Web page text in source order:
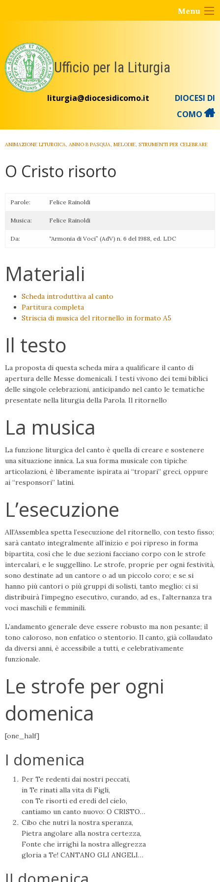
Menu
Ufficio per la Liturgia
liturgia@diocesidicomo.it
DIOCESI DI
COMO
ANIMAZIONE LITURGICA, ANNO B PASQUA, MELODIE, STRUMENTI PER CELEBRARE
O Cristo risorto
Parole: Felice Rainoldi
Musica: Felice Rainoldi
Da: “Armonia di Voci” (AdV) n. 6 del 1988, ed. LDC
Materiali
Scheda introduttiva al canto
Partitura completa
Striscia di musica del ritornello in formato A5
Il testo
La proposta di questa scheda mira a qualificare il canto di
apertura delle Messe domenicali. I testi vivono dei temi biblici
delle singole celebrazioni, anticipando nel canto le tematiche
presentate nella liturgia della Parola. Il ritornello
La musica
La funzione liturgica del canto è quella di creare e sostenere
una situazione innica. La sua forma musicale con tipiche
articolazioni, è liberamente ispirata ai “tropari” greci, oppure
ai “responsori” latini.
L’esecuzione
All’Assemblea spetta l’esecuzione del ritornello, con testo fisso;
sarà cantato integral­mente all’inizio e poi ripreso in forma
bipartita, così che le due sezioni facciano corpo con le strofe
intercalari, e le suggellino. Le strofe, proprie per ogni festività,
sono destinate ad un cantore o ad un piccolo coro; e se si
hanno più cantori o più gruppi di solisti, tanto meglio: ci si
distri­buirà l’impegno esecutivo, curando, ad es., l’alternanza tra
voci maschili e femminili.
L’andamento generale deve essere robusto ma non pesante; il
tono caloroso, non enfatico o stentorio. Il canto, già collaudato
da diversi anni, è accessibile a tutti, e celebrativamente
funzionale.
Le strofe per ogni
domenica
[one_half]
I domenica
Per Te redenti dai nostri peccati,
in Te rinati alla vita di Figli,
con Te risorti ed eredi del cielo,
cantiamo un canto nuovo: O CRISTO…
Cibo che nutri la nostra speranza,
Pietra angolare alla nostra certezza,
Fonte che irrighi la nostra allegrezza
gloria a Te! CANTANO GLI ANGELI…